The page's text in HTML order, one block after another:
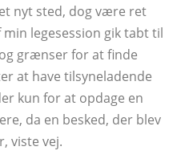
nyt sted, dog være ret
legesession gik tabt til
grænser for at finde
at have tilsyneladende
kun for at opdage en
da en besked, der blev
viste vej.